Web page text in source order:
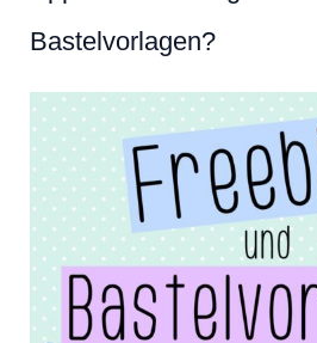
Bastelvorlagen?